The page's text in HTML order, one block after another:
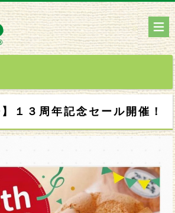
】１３周年記念セール開催！